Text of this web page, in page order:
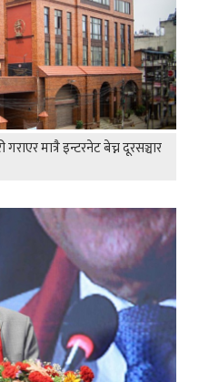
मात्रै इन्टरनेट बेच्न दूरसञ्चार